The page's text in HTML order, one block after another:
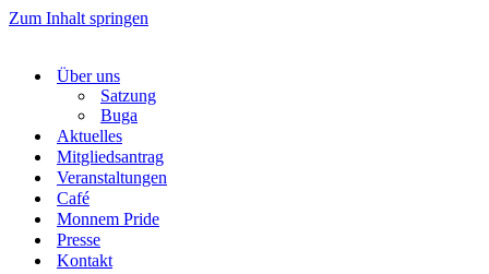
Zum Inhalt springen
Über uns
Satzung
Buga
Aktuelles
Mitgliedsantrag
Veranstaltungen
Café
Monnem Pride
Presse
Kontakt